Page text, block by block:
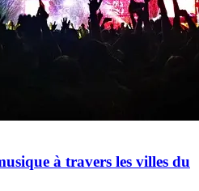
à travers les villes du